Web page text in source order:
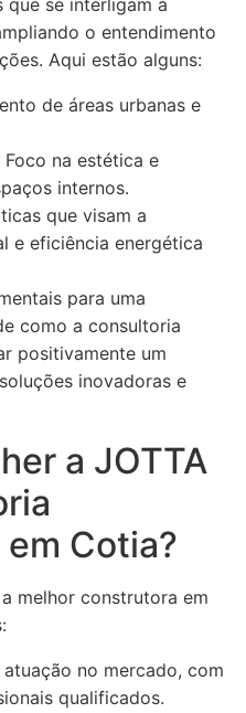
que se interligam à
o entendimento
Aqui estão alguns:
de áreas urbanas e
Foco na estética e
internos.
que visam a
e eficiência energética
para uma
como a consultoria
positivamente um
inovadoras e
a JOTTA
Cotia?
melhor construtora em
no mercado, com
qualificados.